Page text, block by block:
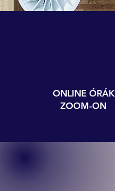
ONLINE ÓRÁK
ZOOM-ON